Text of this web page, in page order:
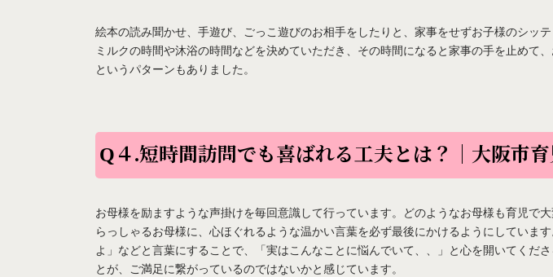
絵本の読み聞かせ、手遊び、ごっこ遊びのお相手をしたりと、家事をせずお子様のシッ
ミルクの時間や沐浴の時間などを決めていただき、その時間になると家事の手を止めて
というパターンもありました。
Q４.短時間訪問でも喜ばれる工夫とは？｜大阪市
お母様を励ますような声掛けを毎回意識して行っています。どのようなお母様も育児で
らっしゃるお母様に、心ほぐれるような温かい言葉を必ず最後にかけるようにしていま
よ」などと言葉にすることで、「実はこんなことに悩んでいて、、」と心を開いてくだ
とが、ご満足に繋がっているのではないかと感じています。